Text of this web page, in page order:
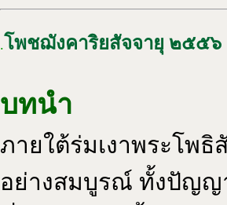
.โพชฌังคาริยสัจจายุ ๒๕๕๖
บทนำ
ภายใต้ร่มเงาพระโพ
อย่างสมบูรณ์ ทั้งปัญญ